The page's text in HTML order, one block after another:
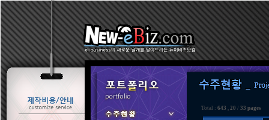
Total : 643 , 20 / 33 pages